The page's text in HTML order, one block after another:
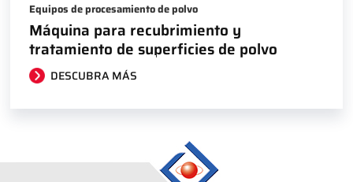
Equipos de procesamiento de polvo
Máquina para recubrimiento y
tratamiento de superficies de polvo
DESCUBRA MÁS